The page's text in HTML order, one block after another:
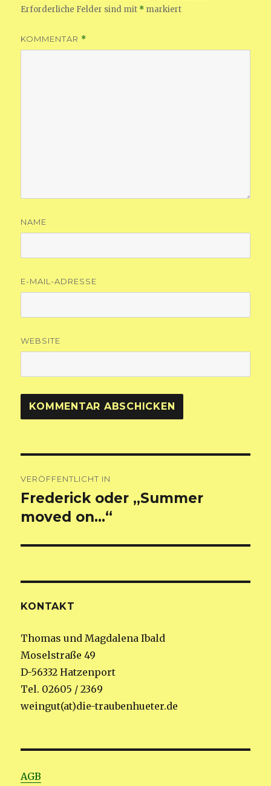
Erforderliche Felder sind mit * markiert
KOMMENTAR *
NAME
E-MAIL-ADRESSE
WEBSITE
VERÖFFENTLICHT IN
Frederick oder „Summer
moved on…“
KONTAKT
Thomas und Magdalena Ibald
Moselstraße 49
D-56332 Hatzenport
Tel. 02605 / 2369
weingut(at)die-traubenhueter.de
AGB